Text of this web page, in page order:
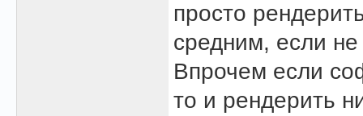
просто
средним, если
Впрочем если
то и рендерить